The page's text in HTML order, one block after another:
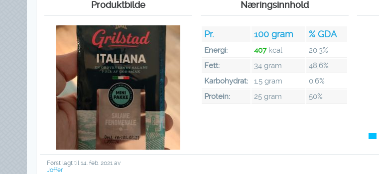
Produktbilde Næringsinnhold
Pr. 100 gram % GDA
Energi: 407kcal
20,3%
Fett:
34 gram
48,6%
Karbohydrat:
1,5 gram
0,6%
Protein:
25 gram 50%
Først lagt til 14. feb. 2021 av
Joffer